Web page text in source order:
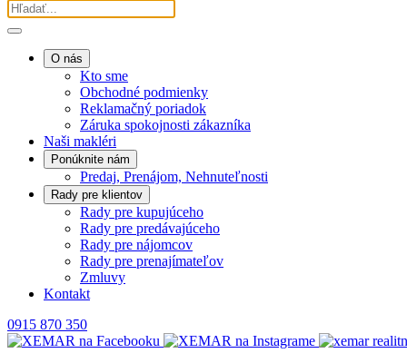
O nás
Kto sme
Obchodné podmienky
Reklamačný poriadok
Záruka spokojnosti zákazníka
Naši makléri
Ponúknite nám
Predaj, Prenájom, Nehnuteľnosti
Rady pre klientov
Rady pre kupujúceho
Rady pre predávajúceho
Rady pre nájomcov
Rady pre prenajímateľov
Zmluvy
Kontakt
0915 870 350